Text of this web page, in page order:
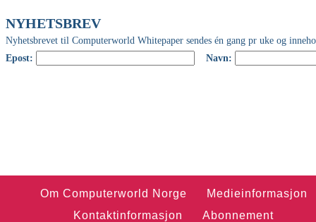
Om Computerworld Norge
Medieinformasjon
Kontaktinformasjon
Abonnement